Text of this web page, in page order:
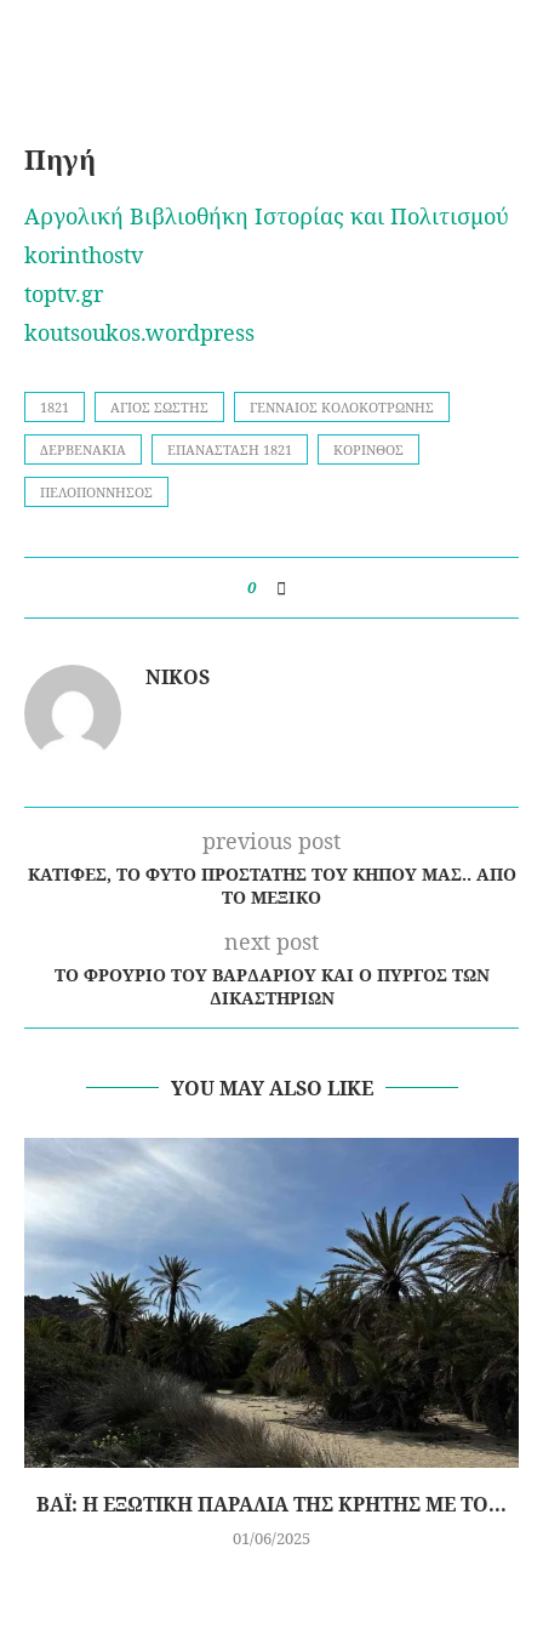
Πηγή
Αργολική Βιβλιοθήκη Ιστορίας και Πολιτισμού
korinthostv
toptv.gr
koutsoukos.wordpress
1821 ΆΓΙΟΣ ΣΏΣΤΗΣ ΓΕΝΝΑΊΟΣ ΚΟΛΟΚΟΤΡΏΝΗΣ
ΔΕΡΒΕΝΆΚΙΑ ΕΠΑΝΆΣΤΑΣΗ 1821 ΚΌΡΙΝΘΟΣ
ΠΕΛΟΠΟΝΝΗΣΟΣ
0
NIKOS
previous post
ΚΑΤΙΦΈΣ, ΤΟ ΦΥΤΌ ΠΡΟΣΤΆΤΗΣ ΤΟΥ ΚΉΠΟΥ ΜΑΣ.. ΑΠΌ
ΤΟ ΜΕΞΙΚΌ
next post
TΟ ΦΡΟΎΡΙΟ ΤΟΥ ΒΑΡΔΑΡΊΟΥ ΚΑΙ Ο ΠΎΡΓΟΣ ΤΩΝ
ΔΙΚΑΣΤΗΡΊΩΝ
YOU MAY ALSO LIKE
ΒΆΙ: Η ΕΞΩΤΙΚΉ ΠΑΡΑΛΊΑ ΤΗΣ ΚΡΉΤΗΣ ΜΕ ΤΟ...
01/06/2025